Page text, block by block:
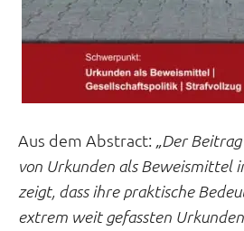
Aus dem Abstract: „Der
von Urkunden als Beweismittel
zeigt, dass ihre praktische
extrem weit gefassten